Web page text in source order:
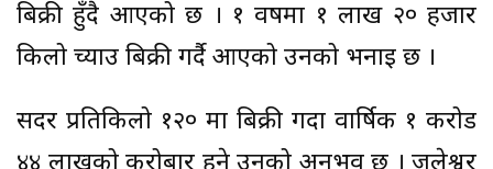
बिक्री हुँदै आएको छ । १ वर्षमा १ लाख २० हजार
किलो च्याउ बिक्री गर्दै आएको उनको भनाइ छ ।
सदर प्रतिकिलो १२० मा बिक्री गर्दा वार्षिक १ करोड